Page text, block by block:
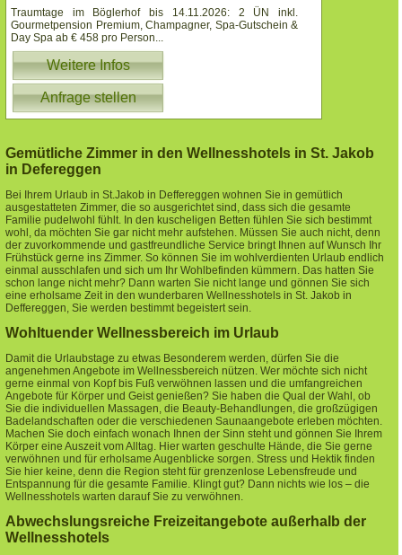
Traumtage im Böglerhof bis 14.11.2026: 2 ÜN inkl.
Gourmetpension Premium, Champagner, Spa-Gutschein &
Day Spa ab € 458 pro Person...
Weitere Infos
Anfrage stellen
Gemütliche Zimmer in den Wellnesshotels in St. Jakob
in Defereggen
Bei Ihrem Urlaub in St.Jakob in Deffereggen wohnen Sie in gemütlich
ausgestatteten Zimmer, die so ausgerichtet sind, dass sich die gesamte
Familie pudelwohl fühlt. In den kuscheligen Betten fühlen Sie sich bestimmt
wohl, da möchten Sie gar nicht mehr aufstehen. Müssen Sie auch nicht, denn
der zuvorkommende und gastfreundliche Service bringt Ihnen auf Wunsch Ihr
Frühstück gerne ins Zimmer. So können Sie im wohlverdienten Urlaub endlich
einmal ausschlafen und sich um Ihr Wohlbefinden kümmern. Das hatten Sie
schon lange nicht mehr? Dann warten Sie nicht lange und gönnen Sie sich
eine erholsame Zeit in den wunderbaren Wellnesshotels in St. Jakob in
Deffereggen, Sie werden bestimmt begeistert sein.
Wohltuender Wellnessbereich im Urlaub
Damit die Urlaubstage zu etwas Besonderem werden, dürfen Sie die
angenehmen Angebote im Wellnessbereich nützen. Wer möchte sich nicht
gerne einmal von Kopf bis Fuß verwöhnen lassen und die umfangreichen
Angebote für Körper und Geist genießen? Sie haben die Qual der Wahl, ob
Sie die individuellen Massagen, die Beauty-Behandlungen, die großzügigen
Badelandschaften oder die verschiedenen Saunaangebote erleben möchten.
Machen Sie doch einfach wonach Ihnen der Sinn steht und gönnen Sie Ihrem
Körper eine Auszeit vom Alltag. Hier warten geschulte Hände, die Sie gerne
verwöhnen und für erholsame Augenblicke sorgen. Stress und Hektik finden
Sie hier keine, denn die Region steht für grenzenlose Lebensfreude und
Entspannung für die gesamte Familie. Klingt gut? Dann nichts wie los – die
Wellnesshotels warten darauf Sie zu verwöhnen.
Abwechslungsreiche Freizeitangebote außerhalb der
Wellnesshotels